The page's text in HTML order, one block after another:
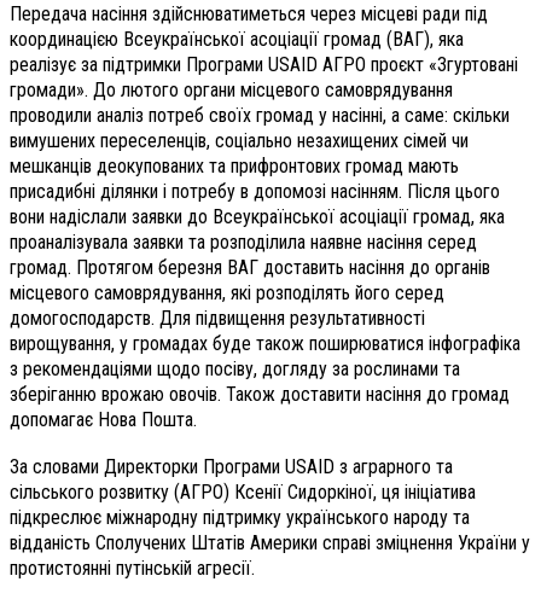
Передача насіння здійснюватиметься через місцеві ради під
координацією Всеукраїнської асоціації громад (ВАГ), яка
реалізує за підтримки Програми USAID АГРО проєкт «Згуртовані
громади». До лютого органи місцевого самоврядування
проводили аналіз потреб своїх громад у насінні, а саме: скільки
вимушених переселенців, соціально незахищених сімей чи
мешканців деокупованих та прифронтових громад мають
присадибні ділянки і потребу в допомозі насінням. Після цього
вони надіслали заявки до Всеукраїнської асоціації громад, яка
проаналізувала заявки та розподілила наявне насіння серед
громад. Протягом березня ВАГ доставить насіння до органів
місцевого самоврядування, які розподілять його серед
домогосподарств. Для підвищення результативності
вирощування, у громадах буде також поширюватися інфографіка
з рекомендаціями щодо посіву, догляду за рослинами та
зберіганню врожаю овочів. Також доставити насіння до громад
допомагає Нова Пошта.
За словами Директорки Програми USAID з аграрного та
сільського розвитку (АГРО) Ксенії Сидоркіної, ця ініціатива
підкреслює міжнародну підтримку українського народу та
відданість Сполучених Штатів Америки справі зміцнення України у
протистоянні путінській агресії.